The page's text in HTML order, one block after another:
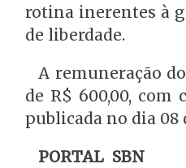
rotina inerentes à
de liberdade.
A remuneração
de R$ 600,00,
publicada no dia 08
PORTAL SBN